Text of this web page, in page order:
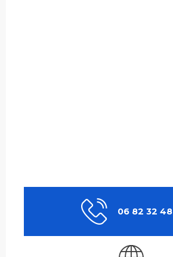
06 82 32 48